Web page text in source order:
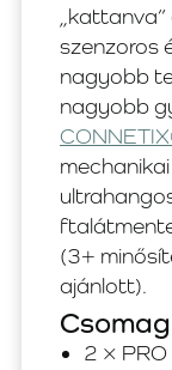
szenzoros
nagyobb
nagyobb
(3+
ajánlott).
2 ×